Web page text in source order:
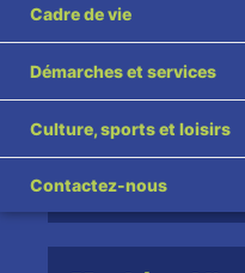
Cadre de vie
Démarches et services
Culture, sports et loisirs
Contactez-nous
Vos élus
Conseil municipal